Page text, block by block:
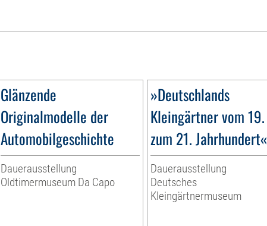
Glänzende
Originalmodelle der
Automobilgeschichte
Dauerausstellung
Oldtimermuseum Da Capo
»Deutschlands
Kleingärtner vom 19.
zum 21. Jahrhundert«
Dauerausstellung
Deutsches
Kleingärtnermuseum